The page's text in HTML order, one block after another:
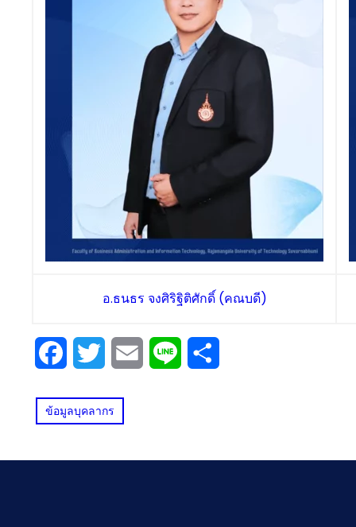
อ.ธนธร จงศิริฐิติศักดิ์ (คณบดี)
Facebook
Twitter Email Line
ข้อมูลบุคลากร